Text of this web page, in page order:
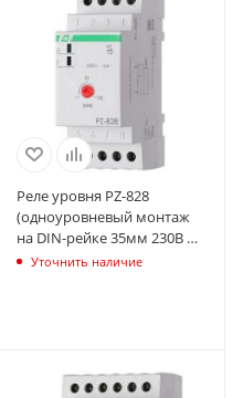
Реле уровня PZ-828
(одноуровневый монтаж
на DIN-рейке 35мм 230В AC
16А 1перкл. IP20) F&F
Уточнить наличие